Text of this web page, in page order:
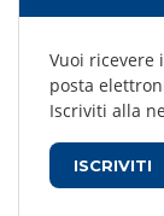
Vuoi ricevere
posta
Iscriviti alla
ISCRIVITI